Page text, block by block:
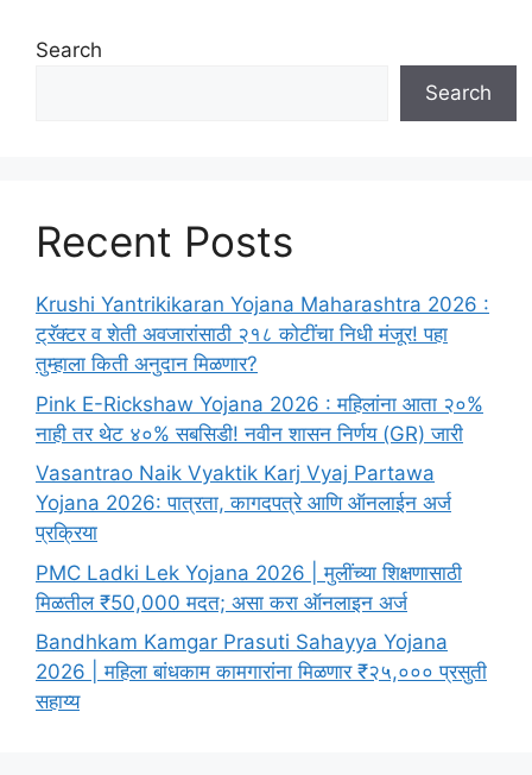
Search
Search
Recent Posts
Krushi Yantrikikaran Yojana Maharashtra 2026 :
ट्रॅक्टर व शेती अवजारांसाठी २१८ कोटींचा निधी मंजूर! पहा
तुम्हाला किती अनुदान मिळणार?
Pink E-Rickshaw Yojana 2026 : महिलांना आता २०%
नाही तर थेट ४०% सबसिडी! नवीन शासन निर्णय (GR) जारी
Vasantrao Naik Vyaktik Karj Vyaj Partawa
Yojana 2026: पात्रता, कागदपत्रे आणि ऑनलाईन अर्ज
प्रक्रिया
PMC Ladki Lek Yojana 2026 | मुलींच्या शिक्षणासाठी
मिळतील ₹50,000 मदत; असा करा ऑनलाइन अर्ज
Bandhkam Kamgar Prasuti Sahayya Yojana
2026 | महिला बांधकाम कामगारांना मिळणार ₹२५,००० प्रसुती
सहाय्य